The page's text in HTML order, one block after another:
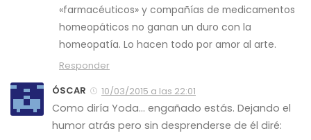
«farmacéuticos» y compañías de medicamentos
homeopáticos no ganan un duro con la
homeopatía. Lo hacen todo por amor al arte.
Responder
ÓSCAR
10/03/2015 a las 22:01
Como diría Yoda… engañado estás. Dejando el
humor atrás pero sin desprenderse de él diré: